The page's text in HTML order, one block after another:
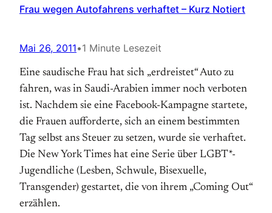
Frau wegen Autofahrens verhaftet – Kurz Notiert
Mai 26, 2011•1 Minute Lesezeit
Eine saudische Frau hat sich „erdreistet“ Auto zu
fahren, was in Saudi-Arabien immer noch verboten
ist. Nachdem sie eine Facebook-Kampagne startete,
die Frauen aufforderte, sich an einem bestimmten
Tag selbst ans Steuer zu setzen, wurde sie verhaftet.
Die New York Times hat eine Serie über LGBT*-
Jugendliche (Lesben, Schwule, Bisexuelle,
Transgender) gestartet, die von ihrem „Coming Out“
erzählen.